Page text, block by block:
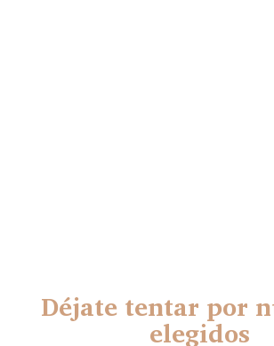
Déjate tentar por
elegidos